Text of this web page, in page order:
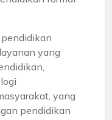
yang
yang
pendidikan